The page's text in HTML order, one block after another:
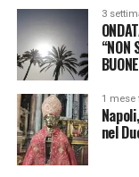
3
“NON
1 mese
nel